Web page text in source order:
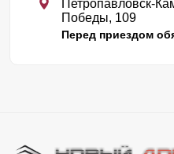
Петропавловск-
Победы, 109
Перед приездом